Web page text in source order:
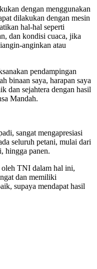
dengan menggunakan
dilakukan dengan mesin
hal-hal seperti
dan kondisi cuaca, jika
anginkan atau
pendampingan
binaan saya, harapan saya
dan sejahtera dengan hasil
Mandah.
sangat mengapresiasi
seluruh petani, mulai dari
hingga panen.
oleh TNI dalam hal ini,
dan memiliki
supaya mendapat hasil